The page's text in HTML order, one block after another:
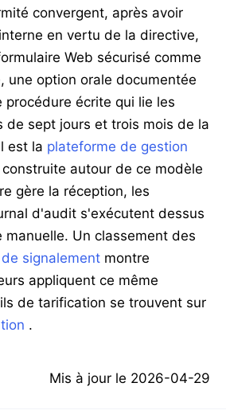
convergent, après avoir
en vertu de la directive,
Web sécurisé comme
une option orale documentée
procédure écrite qui lie les
de sept jours et trois mois de la
est la plateforme de gestion
construite autour de ce modèle
gère la réception, les
d'audit s'exécutent dessus
manuelle. Un classement des
signalement montre
appliquent ce même
de tarification se trouvent sur
.
Mis à jour le 2026-04-29